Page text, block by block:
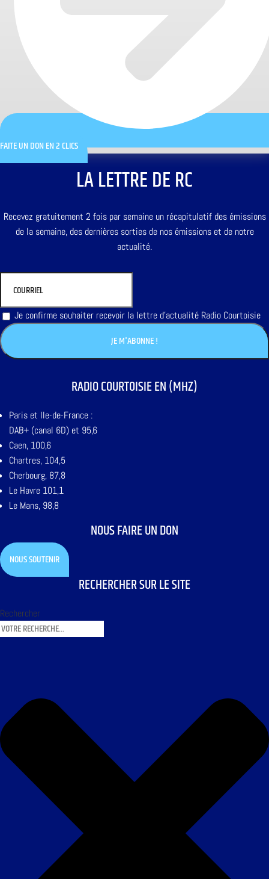
FAITE UN DON EN 2 CLICS
LA LETTRE DE RC
Recevez gratuitement 2 fois par semaine un récapitulatif des émissions
de la semaine, des dernières sorties de nos émissions et de notre
actualité.
Je confirme souhaiter recevoir la lettre d'actualité Radio Courtoisie
RADIO COURTOISIE EN (MHZ)
Paris et Ile-de-France :
DAB+ (canal 6D) et 95,6
Caen, 100,6
Chartres, 104,5
Cherbourg, 87,8
Le Havre 101,1
Le Mans, 98,8
NOUS FAIRE UN DON
NOUS SOUTENIR
RECHERCHER SUR LE SITE
Rechercher